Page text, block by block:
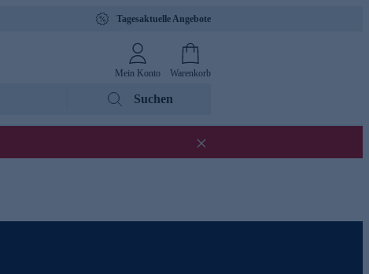
Tagesaktuelle Angebote
Mein Konto Warenkorb
Suchen